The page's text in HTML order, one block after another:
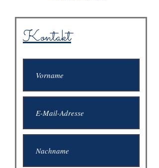
Kontakt